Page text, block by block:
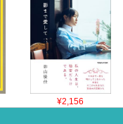
¥2,156